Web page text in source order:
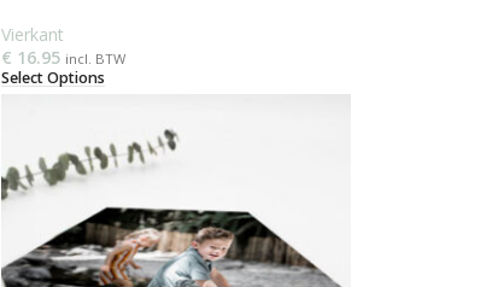
Vierkant
€ 16.95 incl. BTW
Select Options